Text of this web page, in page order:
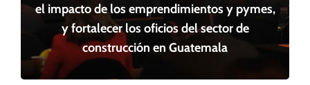
el impacto de los emprendimientos y pymes,
y fortalecer los oficios del sector de
construcción en Guatemala